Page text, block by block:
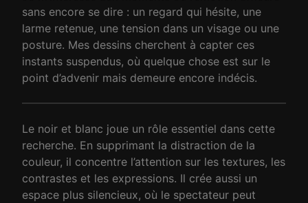
sans encore se dire : un regard qui hésite, une
larme retenue, une tension dans un visage ou une
posture. Mes dessins cherchent à capter ces
instants suspendus, où quelque chose est sur le
point d’advenir mais demeure encore indécis.
Le noir et blanc joue un rôle essentiel dans cette
recherche. En supprimant la distraction de la
couleur, il concentre l’attention sur les textures, les
contrastes et les expressions. Il crée aussi un
espace plus silencieux, où le spectateur peut